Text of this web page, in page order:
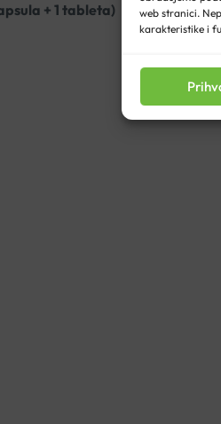
web stranici.
karakteristike i
+ 1 tableta)